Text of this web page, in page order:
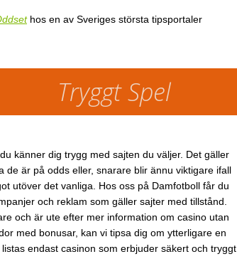
hos en av Sveriges största tipsportaler
Tryggt Spel
känner dig trygg med sajten du väljer. Det gäller
de är på odds eller, snarare blir ännu viktigare ifall
utöver det vanliga. Hos oss på Damfotboll får du
och reklam som gäller sajter med tillstånd.
och är ute efter mer information om casino utan
med bonusar, kan vi tipsa dig om ytterligare en
endast casinon som erbjuder säkert och tryggt